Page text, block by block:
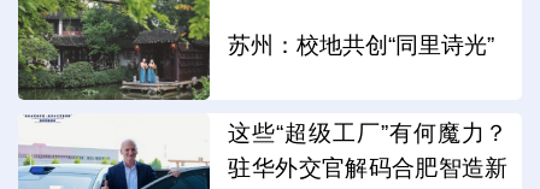
苏州：校地共创“同里诗光”
这些“超级工厂”有何魔力？
驻华外交官解码合肥智造新